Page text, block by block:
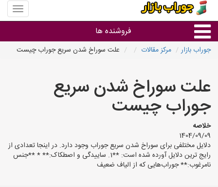
منوی
سایت
بازار
فروشنده ها
استان ها
جوراب بازار مرکز مقالات علت سوراخ شدن سریع جوراب چیست
علت سوراخ شدن سریع
جوراب چیست
خلاصه
1404/09/09
دلایل مختلفی برای سوراخ شدن سریع جوراب وجود دارد. در اینجا تعدادی از
رایج ترین دلایل آورده شده است: **1. ساییدگی و اصطکاک:** * **جنس
نامرغوب:** جوراب‌هایی که از الیاف ضعیف